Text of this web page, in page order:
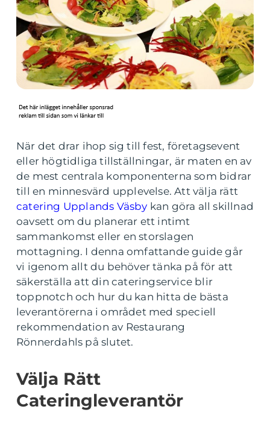
När det drar ihop sig till fest, företagsevent
eller högtidliga tillställningar, är maten en av
de mest centrala komponenterna som bidrar
till en minnesvärd upplevelse. Att välja rätt
catering Upplands Väsby kan göra all skillnad
oavsett om du planerar ett intimt
sammankomst eller en storslagen
mottagning. I denna omfattande guide går
vi igenom allt du behöver tänka på för att
säkerställa att din cateringservice blir
toppnotch och hur du kan hitta de bästa
leverantörerna i området med speciell
rekommendation av Restaurang
Rönnerdahls på slutet.
Välja Rätt
Cateringleverantör